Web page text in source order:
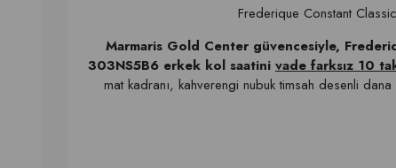
Frederique Constant
Marmaris Gold Center güvencesiyle,
303NS5B6 erkek kol saatini vade farksız 10
mat kadranı, kahverengi nubuk timsah desenli